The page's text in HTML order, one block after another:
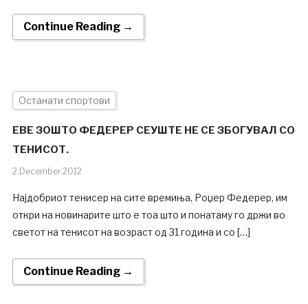
Continue Reading →
Останати спортови
ЕВЕ ЗОШТО ФЕДЕРЕР СЕУШТЕ НЕ СЕ ЗБОГУВАЛ СО
ТЕНИСОТ.
2.December.2012
Најдобриот тенисер на сите времиња, Роџер Федерер, им
откри на новинарите што е тоа што и понатаму го држи во
светот на тенисот на возраст од 31 година и со […]
Continue Reading →